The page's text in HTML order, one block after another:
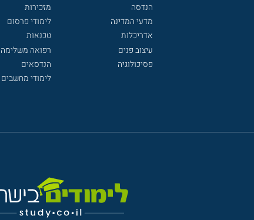
הנדסה
מדעי המדינה
אדריכלות
עיצוב פנים
פסיכולוגיה
מזכירות
לימודי פרסום
טכנאות
רפואה משלימה
הנדסאים
לימודי מחשבים